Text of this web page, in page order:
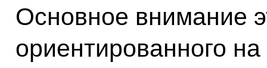
Основное внимание
ориентированного